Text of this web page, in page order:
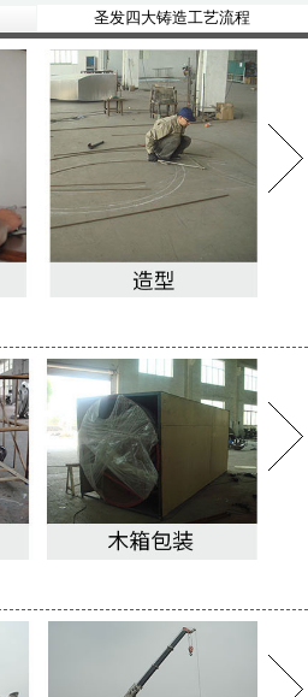
圣发四大铸造工艺流程